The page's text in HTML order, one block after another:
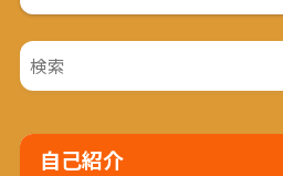
自己紹介